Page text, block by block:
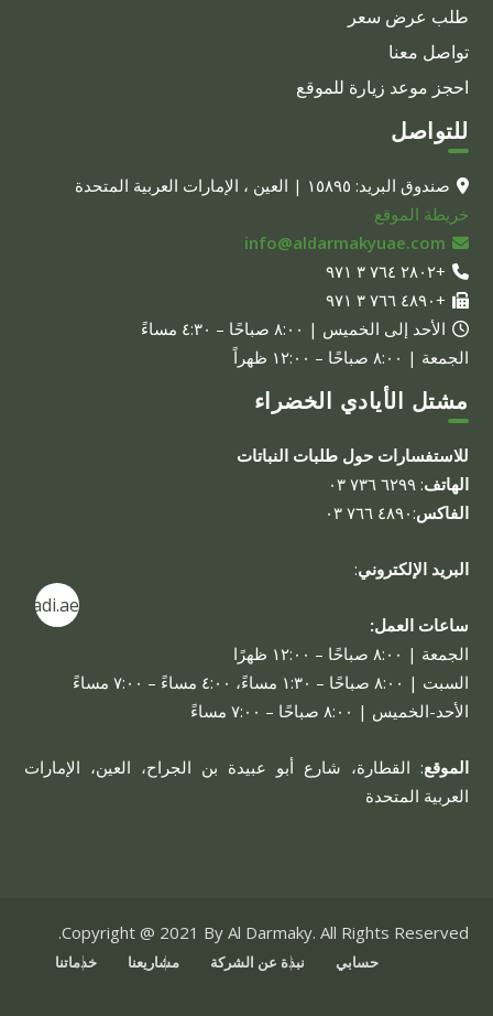
طلب عرض سعر
تواصل معنا
احجز موعد زيارة للموقع
للتواصل
صندوق البريد: ١٥٨٩٥ | العين ، الإمارات العربية المتحدة
خريطة الموقع
info@aldarmakyuae.com
+٢٨٠٢ ٧٦٤ ٣ ٩٧١
+٤٨٩٠ ٧٦٦ ٣ ٩٧١
الأحد إلى الخميس | ٨:٠٠ صباحًا – ٤:٣٠ مساءً
الجمعة | ٨:٠٠ صباحًا – ١٢:٠٠ ظهراً
مشتل الأيادي الخضراء
للاستفسارات حول طلبات النباتات
الهاتف: ٦٢٩٩ ٧٣٦ ٠٣
الفاكس:٤٨٩٠ ٧٦٦ ٠٣
البريد الإلكتروني:
ساعات العمل:
الجمعة | ٨:٠٠ صباحًا – ١٢:٠٠ ظهرًا
السبت | ٨:٠٠ صباحًا – ١:٣٠ مساءً، ٤:٠٠ مساءً – ٧:٠٠ مساءً
الأحد-الخميس | ٨:٠٠ صباحًا – ٧:٠٠ مساءً
الموقع: القطارة، شارع أبو عبيدة بن الجراح، العين، الإمارات
العربية المتحدة
Copyright @ 2021 By Al Darmaky. All Rights Reserved.
حسابي نبذة عن الشركة مشاريعنا خدماتنا